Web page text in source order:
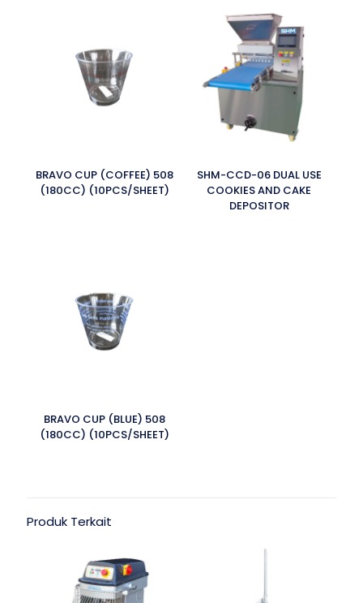
BRAVO CUP (COFFEE) 508
(180CC) (10PCS/SHEET)
SHM-CCD-06 DUAL USE
COOKIES AND CAKE
DEPOSITOR
BRAVO CUP (BLUE) 508
(180CC) (10PCS/SHEET)
Produk Terkait